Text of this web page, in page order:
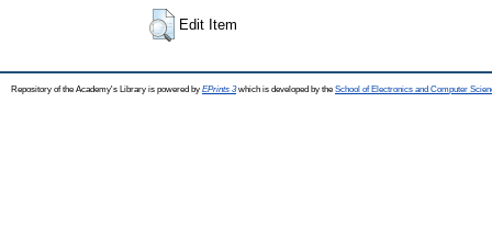
Edit Item
Repository of the Academy's Library is powered by EPrints 3which is developed by the School of Electronics and Computer